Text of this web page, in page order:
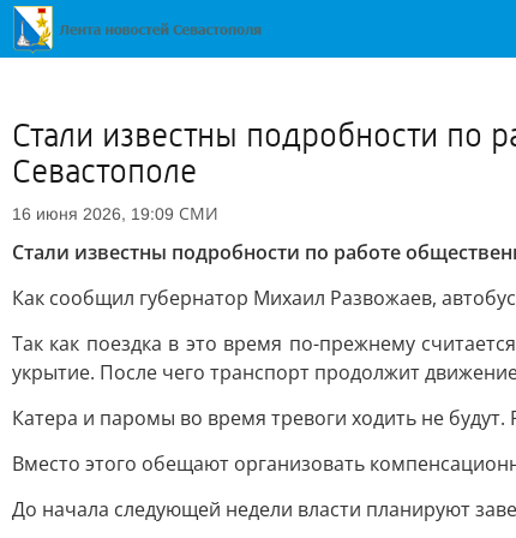
Стали известны подробности по
Севастополе
16 июня 2026, 19:09 СМИ
Стали известны подробности по работе
Как сообщил губернатор Михаил Развожаев,
Так как поездка в это время по-прежнему
укрытие. После чего транспорт продолжит
Катера и паромы во время тревоги ходить не
Вместо этого обещают организовать
До начала следующей недели власти планируют